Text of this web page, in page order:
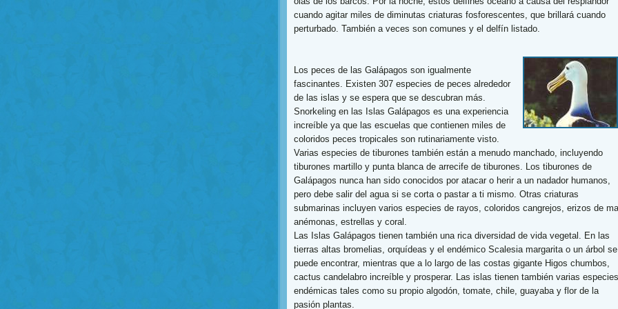
cuando agitar miles de diminutas criaturas fosforescentes, que brillará cuando
perturbado. También a veces son comunes y el delfín listado.
Los peces de las Galápagos son igualmente
fascinantes. Existen 307 especies de peces alrededor
de las islas y se espera que se descubran más.
Snorkeling en las Islas Galápagos es una experiencia
increíble ya que las escuelas que contienen miles de
coloridos peces tropicales son rutinariamente visto.
Varias especies de tiburones también están a menudo manchado, incluyendo
tiburones martillo y punta blanca de arrecife de tiburones. Los tiburones de
Galápagos nunca han sido conocidos por atacar o herir a un nadador humanos,
pero debe salir del agua si se corta o pastar a ti mismo. Otras criaturas
submarinas incluyen varios especies de rayos, coloridos cangrejos, erizos de
anémonas, estrellas y coral.
Las Islas Galápagos tienen también una rica diversidad de vida vegetal. En las
tierras altas bromelias, orquídeas y el endémico Scalesia margarita o un árbol se
puede encontrar, mientras que a lo largo de las costas gigante Higos chumbos,
cactus candelabro increíble y prosperar. Las islas tienen también varias especies
endémicas tales como su propio algodón, tomate, chile, guayaba y flor de la
pasión plantas.